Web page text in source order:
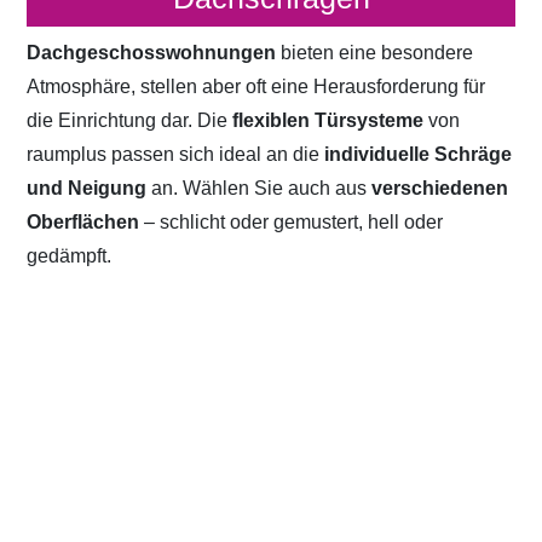
Dachgeschosswohnungen bieten eine besondere
Atmosphäre, stellen aber oft eine Herausforderung für
die Einrichtung dar. Dieflexiblen Türsystemevon
raumplus passen sich ideal an die individuelle Schräge
und Neigung an. Wählen Sie auch ausverschiedenen
Oberflächen – schlicht oder gemustert, hell oder
gedämpft.